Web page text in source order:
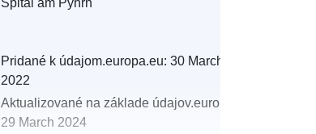
Pridané k údajom.europa.eu: 30 March
2022
Aktualizované na základe údajov.europa.eu:
29 March 2024